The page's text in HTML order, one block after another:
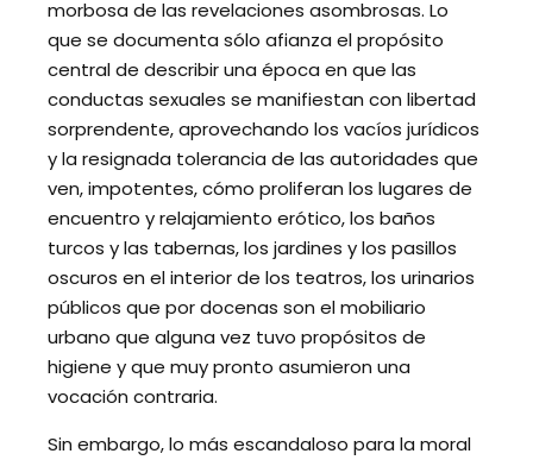
morbosa de las revelaciones asombrosas. Lo
que se documenta sólo afianza el propósito
central de describir una época en que las
conductas sexuales se manifiestan con libertad
sorprendente, aprovechando los vacíos jurídicos
y la resignada tolerancia de las autoridades que
ven, impotentes, cómo proliferan los lugares de
encuentro y relajamiento erótico, los baños
turcos y las tabernas, los jardines y los pasillos
oscuros en el interior de los teatros, los urinarios
públicos que por docenas son el mobiliario
urbano que alguna vez tuvo propósitos de
higiene y que muy pronto asumieron una
vocación contraria.
Sin embargo, lo más escandaloso para la moral